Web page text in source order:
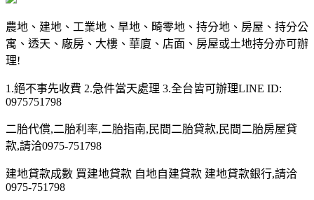
農地、建地、工業地、旱地、畸零地、持分地、房屋、持分公
寓、透天、廠房、大樓、華廈、店面、房屋或土地持分亦可辦
理!
1.絕不事先收費 2.急件當天處理 3.全台皆可辦理LINE ID:
0975751798
二胎代償,二胎利率,二胎指南,民間二胎貸款,民間二胎房屋貸
款,請洽0975-751798
建地貸款成數 買建地貸款 自地自建貸款 建地貸款銀行,請洽
0975-751798